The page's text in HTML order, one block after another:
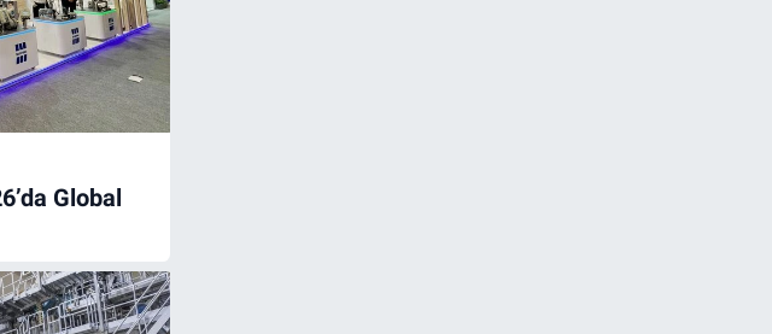
Global